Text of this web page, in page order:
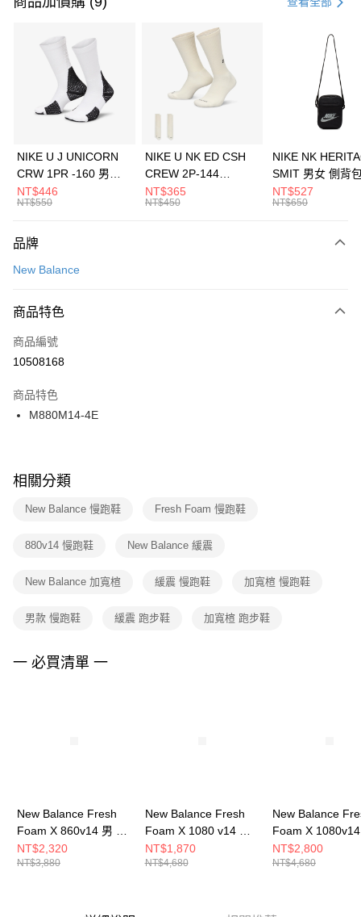
3 期 0 利率 每期 21家銀行
合作金庫商業銀行
第一商業銀行
華南商業銀行
彰化商業銀行
上海商業儲蓄銀行
元大商業銀行
台灣樂天信用卡公司
Apple Pay
全盈+PAY
AFTEE先享後付
【關於「AFTEE先享後付」】
便利好安心！
３．安心：先確認商品／服務後，再付款。
【「AFTEE先享後付」結帳流程】
１．於結帳方式選擇「AFTEE先享後付」後，將跳轉至「AFTEE先享後付」
２．訂單成立數日內，您將收到繳費通知簡訊。
３．收到繳費通知簡訊後14天內，點擊此簡訊中的連結，可透過四大超商／
ATM／網路銀行／等多元方式進行付款，方視為交易完成。
※ 交易是否成功請以「AFTEE先享後付 」之結帳頁面顯示為準，若有關於
是否繳費成功／繳費後需取消欲退款等相關疑問，請聯繫「AFTEE先享後付
客戶支援中心」 https://netprotections.freshdesk.com/support/home
１．透過由恩沛科技股份有限公司提供之「AFTEE先享後付」服務完成之交
權轉讓予恩沛科技股份有限公司。
３．未成年的使用者請事先徵得法定代理人或監護人之同意方可使用
４．使用「AFTEE先享後付」時，將依據個別帳號之用戶狀況，依本公司即
運送方式
每筆NT$100，滿NT$1,500(含以上)免運費
宅配
每筆NT$100，滿NT$1,500(含以上)免運費
付款後門市自取
每筆NT$100，滿NT$1,500(含以上)免運費
NIKE U J UNICORN
CRW 1PR -160 男女
中統襪 FZ3393100
NT$446
NT$550
NIKE U NK ED CSH
CREW 2P-144
EMBRDY 男女 短統襪
FZ3073133
NT$365
NT$450
NIKE NK
SMIT 男女 側背
BA5871010
NT$527
NT$650
品牌
New Balance
商品特色
商品編號
10508168
商品特色
M880M14-4E
相關分類
New Balance 慢跑鞋 Fresh Foam 慢跑鞋
880v14 慢跑鞋 New Balance 緩震
New Balance 加寬楦 緩震 慢跑鞋 加寬楦 慢跑鞋
男款 慢跑鞋 緩震 跑步鞋 加寬楦 跑步鞋
一 必買清單 一
New Balance Fresh
Foam X 860v14 男 慢
跑鞋 M860K14-4E
NT$2,320
NT$3,880
New Balance Fresh
Foam X 1080 v14 女
慢跑鞋 W1080R14-D
NT$1,870
NT$4,680
New Balance
Foam X
慢跑鞋
NT$2,800
NT$4,680